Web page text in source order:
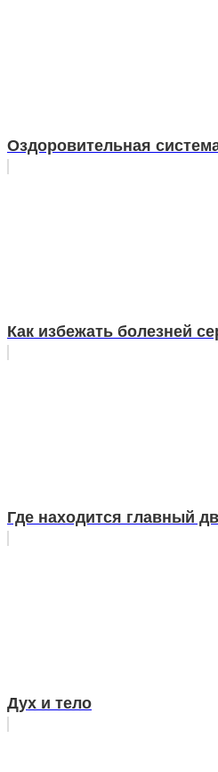
Оздоровительная
Как избежать болезней
Где находится главный
Дух и тело